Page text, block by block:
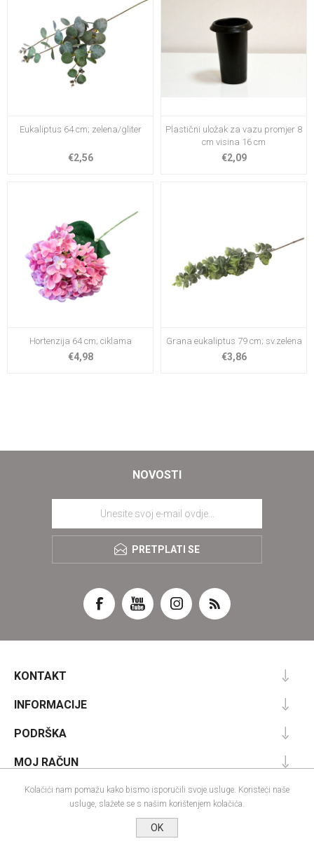
Eukaliptus 64 cm; zelena/gliter
€2,56
Plastični uložak za vazu promjer 8
cm visina 16 cm
€2,09
Hortenzija 64 cm; ciklama
€4,98
Grana eukaliptus 79 cm; sv.zelena
€3,86
NOVOSTI
PRETPLATI SE
KONTAKT
INFORMACIJE
PODRŠKA
MOJ RAČUN
Powered bynopCommerce
Nop-Templates.com
Kolačići nam pomažu kako bismo isporučili svoje usluge. Koristeći naše
usluge, slažete se s našim korištenjem kolačića.
OK